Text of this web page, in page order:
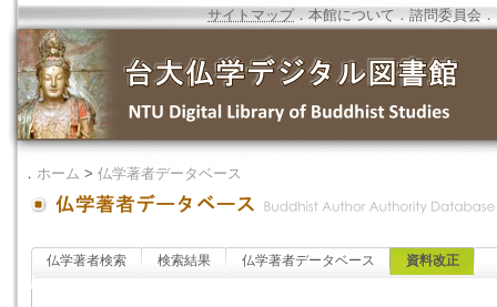
サイトマップ．本館について ．諮問委員会 ．
． ホーム > 仏学著者データベース
仏学著者検索 検索結果 仏学著者データベース 資料改正